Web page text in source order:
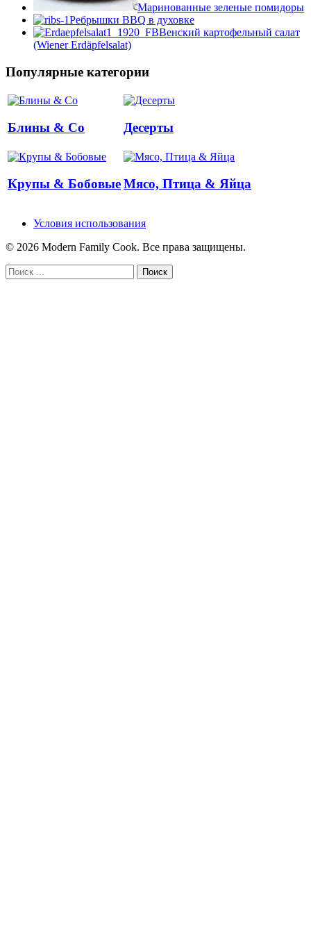
Маринованные зеленые помидоры
Ребрышки BBQ в духовке
Венский картофельный салат
(Wiener Erdäpfelsalat)
Популярные категории
Блины & Co Десерты
Крупы & БобовыеМясо, Птица & Яйца
Условия использования
© 2026 Modern Family Cook. Все права защищены.